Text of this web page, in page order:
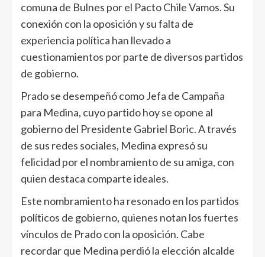
comuna de Bulnes por el Pacto Chile Vamos. Su
conexión con la oposición y su falta de
experiencia política han llevado a
cuestionamientos por parte de diversos partidos
de gobierno.
Prado se desempeñó como Jefa de Campaña
para Medina, cuyo partido hoy se opone al
gobierno del Presidente Gabriel Boric. A través
de sus redes sociales, Medina expresó su
felicidad por el nombramiento de su amiga, con
quien destaca comparte ideales.
Este nombramiento ha resonado en los partidos
políticos de gobierno, quienes notan los fuertes
vínculos de Prado con la oposición. Cabe
recordar que Medina perdió la elección alcalde